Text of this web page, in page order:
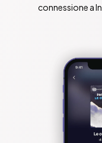
connessione a